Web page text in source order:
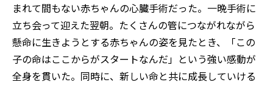
まれて間もない赤ちゃんの心臓手術だった。一晩手術に
立ち会って迎えた翌朝。たくさんの管につながれながら
懸命に生きようとする赤ちゃんの姿を見たとき、「この
子の命はここからがスタートなんだ」という強い感動が
全身を貫いた。同時に、新しい命と共に成長していける